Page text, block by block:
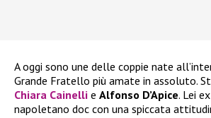
A oggi sono une delle coppie nate
Grande Fratello più amate in assoluto.
Chiara Cainelli e Alfonso D’Apice. Lei
napoletano doc con una spiccata